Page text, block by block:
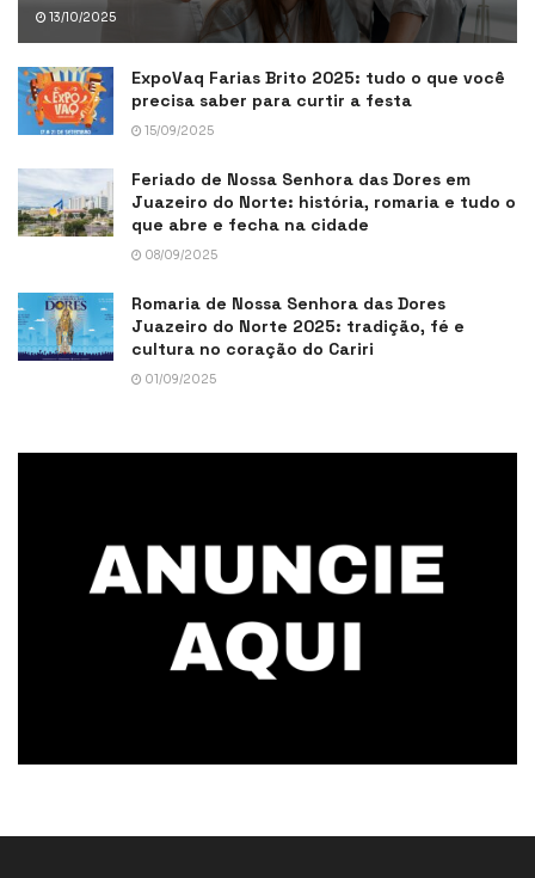
13/10/2025
ExpoVaq Farias Brito 2025: tudo o que você
precisa saber para curtir a festa
15/09/2025
Feriado de Nossa Senhora das Dores em
Juazeiro do Norte: história, romaria e tudo o
que abre e fecha na cidade
08/09/2025
Romaria de Nossa Senhora das Dores
Juazeiro do Norte 2025: tradição, fé e
cultura no coração do Cariri
01/09/2025